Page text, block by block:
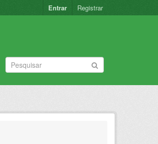
Entrar Registrar